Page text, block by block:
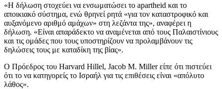
«Η δήλωση στοχεύει να ενσωματώσει το apartheid και το
αποικιακό σύστημα, ενώ θρηνεί ρητά «για τον καταστροφικό και
αυξανόμενο αριθμό αμάχων» στη λεζάντα της», αναφέρει η
δήλωση. «Είναι απαράδεκτο να αναμένεται από τους Παλαιστίνιους
και τις ομάδες που τους υποστηρίζουν να προλαμβάνουν τις
δηλώσεις τους με καταδίκη της βίας».
Ο Πρόεδρος του Harvard Hillel, Jacob M. Miller είπε ότι πιστεύει
ότι το να κατηγορείς το Ισραήλ για τις επιθέσεις είναι «απόλυτο
λάθος».